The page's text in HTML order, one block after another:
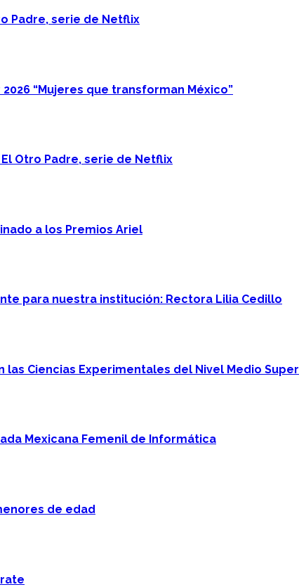
Padre, serie de Netflix
“Mujeres que transforman México”
Otro Padre, serie de Netflix
a los Premios Ariel
para nuestra institución: Rectora Lilia Cedillo
las Ciencias Experimentales del Nivel Medio
Mexicana Femenil de Informática
de edad